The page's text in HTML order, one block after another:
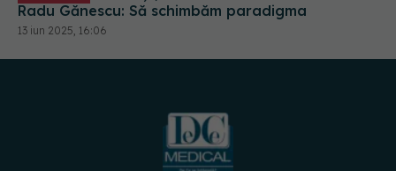
Radu Gănescu: Să schimbăm paradigma
13 iun 2025, 16:06